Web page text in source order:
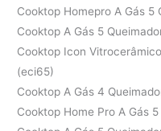
Cooktop Homepro A Gás 5
Cooktop A Gás 5
Cooktop Icon
(eci65)
Cooktop A Gás 4
Cooktop Home Pro A Gás